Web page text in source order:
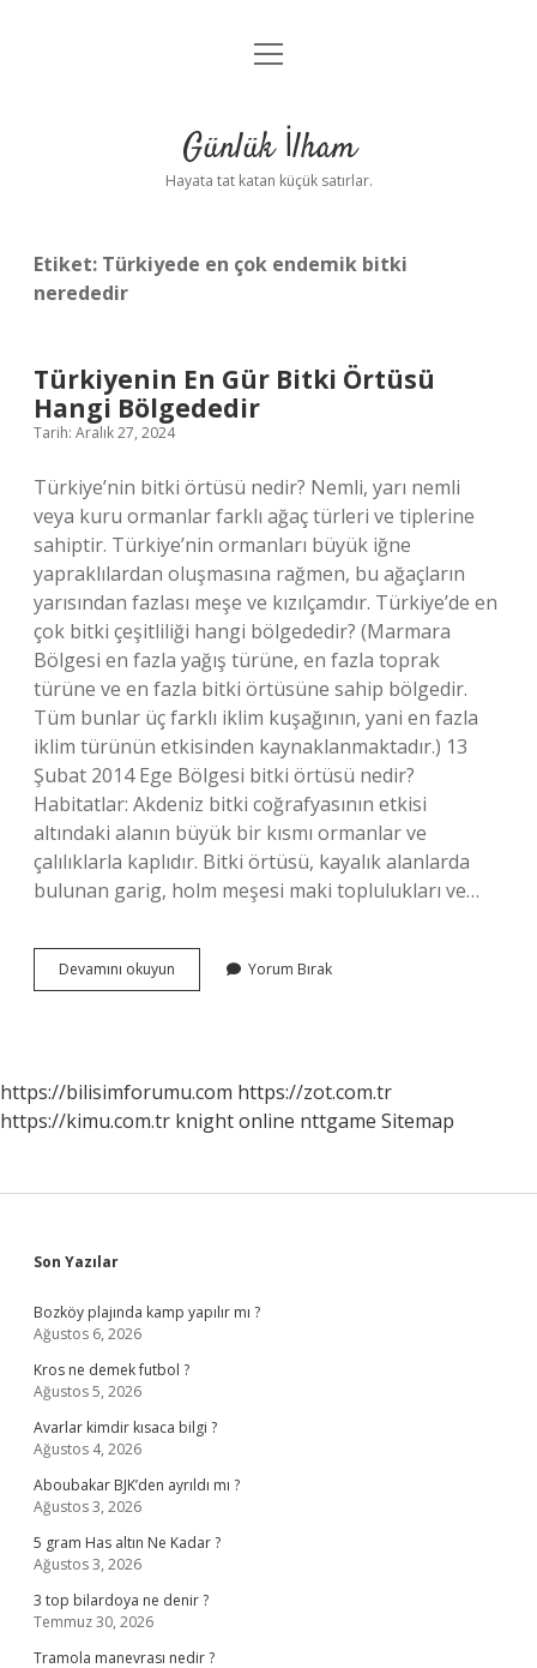
Anasayfa
Yasal Uyarı
menüyü
Günlük İlham
Hayata tat katan küçük satırlar.
Etiket: Türkiyede en çok endemik bitki
nerededir
Türkiyenin En Gür Bitki Örtüsü
Hangi Bölgededir
Tarih: Aralık 27, 2024
Türkiye’nin bitki örtüsü nedir? Nemli, yarı nemli
veya kuru ormanlar farklı ağaç türleri ve tiplerine
sahiptir. Türkiye’nin ormanları büyük iğne
yapraklılardan oluşmasına rağmen, bu ağaçların
yarısından fazlası meşe ve kızılçamdır. Türkiye’de en
çok bitki çeşitliliği hangi bölgededir? (Marmara
Bölgesi en fazla yağış türüne, en fazla toprak
türüne ve en fazla bitki örtüsüne sahip bölgedir.
Tüm bunlar üç farklı iklim kuşağının, yani en fazla
iklim türünün etkisinden kaynaklanmaktadır.) 13
Şubat 2014 Ege Bölgesi bitki örtüsü nedir?
Habitatlar: Akdeniz bitki coğrafyasının etkisi
altındaki alanın büyük bir kısmı ormanlar ve
çalılıklarla kaplıdır. Bitki örtüsü, kayalık alanlarda
bulunan garig, holm meşesi maki toplulukları ve…
Devamını okuyun Türkiyenin
En
Bölgededir
Yorum Bırak
https://bilisimforumu.com https://zot.com.tr
https://kimu.com.tr knight online nttgame Sitemap
Sidebar
Son Yazılar
Bozköy plajında kamp yapılır mı ?
Ağustos 6, 2026
Kros ne demek futbol ?
Ağustos 5, 2026
Avarlar kimdir kısaca bilgi ?
Ağustos 4, 2026
Aboubakar BJK’den ayrıldı mı ?
Ağustos 3, 2026
5 gram Has altın Ne Kadar ?
Ağustos 3, 2026
3 top bilardoya ne denir ?
Temmuz 30, 2026
Tramola manevrası nedir ?